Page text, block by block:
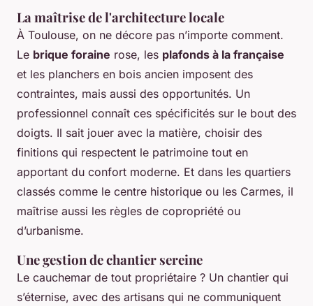
La maîtrise de l'architecture locale
À Toulouse, on ne décore pas n’importe comment.
Le brique foraine rose, les plafonds à la française
et les planchers en bois ancien imposent des
contraintes, mais aussi des opportunités. Un
professionnel connaît ces spécificités sur le bout des
doigts. Il sait jouer avec la matière, choisir des
finitions qui respectent le patrimoine tout en
apportant du confort moderne. Et dans les quartiers
classés comme le centre historique ou les Carmes, il
maîtrise aussi les règles de copropriété ou
d’urbanisme.
Une gestion de chantier sereine
Le cauchemar de tout propriétaire ? Un chantier qui
s’éternise, avec des artisans qui ne communiquent